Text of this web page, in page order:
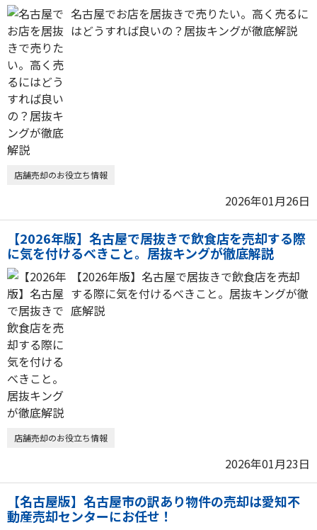
名古屋でお店を居抜きで売りたい。高く売るに
はどうすれば良いの？居抜キングが徹底解説
店舗売却のお役立ち情報
2026年01月26日
【2026年版】名古屋で居抜きで飲食店を売却する際
に気を付けるべきこと。居抜キングが徹底解説
【2026年版】名古屋で居抜きで飲食店を売却
する際に気を付けるべきこと。居抜キングが徹
底解説
店舗売却のお役立ち情報
2026年01月23日
【名古屋版】名古屋市の訳あり物件の売却は愛知不
動産売却センターにお任せ！